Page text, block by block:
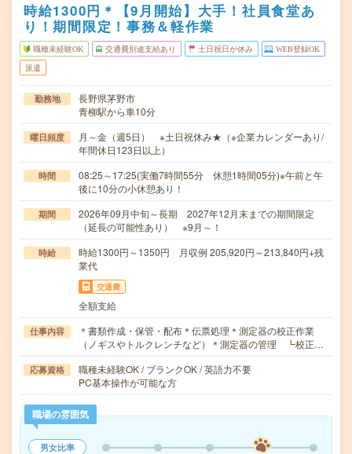
時給1300円＊【9月開始】大手！社員食堂あ
り！期間限定！事務＆軽作業
職種未経験OK 交通費別途支給あり 土日祝日が休み WEB登録OK
派遣
勤務地
長野県茅野市
青柳駅から車10分
曜日頻度
月～金（週5日） ※土日祝休み★（※企業カレンダーあり/
年間休日123日以上）
時間
08:25～17:25(実働7時間55分 休憩1時間05分)※午前と午
後に10分の小休憩あり！
期間
2026年09月中旬～長期 2027年12月末までの期間限定
（延長の可能性あり） ※9月～！
時給
時給1300円～1350円 月収例 205,920円～213,840円+残
業代
交通費
全額支給
仕事内容
＊書類作成・保管・配布＊伝票処理＊測定器の校正作業
（ノギスやトルクレンチなど）＊測定器の管理 ┗校正…
応募資格
職種未経験OK / ブランクOK / 英語力不要
PC基本操作が可能な方
職場の雰囲気
男女比率